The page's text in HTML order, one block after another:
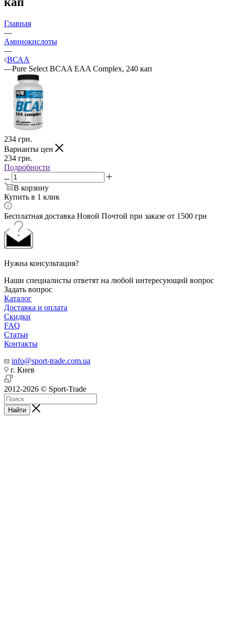
Главная
—
Аминокислоты
—
ВСАА
—Pure Select BCAA EAA Complex, 240 кап
234 грн.
Варианты цен
234 грн.
Подробности
В корзину
Купить в 1 клик
Бесплатная доставка Новой Почтой при заказе от 1500 грн
Нужна консультация?
Наши специалисты ответят на любой интересующий вопрос
Задать вопрос
Каталог
Доставка и оплата
Скидки
FAQ
Статьи
Контакты
info@sport-trade.com.ua
г. Киев
2012-2026 © Sport-Trade
Найти